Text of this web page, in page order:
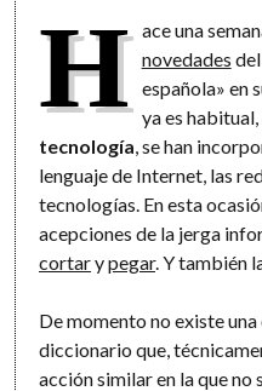
H ace una
novedades
española» en
ya es
tecnología, se han
lenguaje de Internet, las
tecnologías. En esta
acepciones de la jerga
cortarypegar. Y también
De momento no existe
diccionario que,
acción similar en la que no